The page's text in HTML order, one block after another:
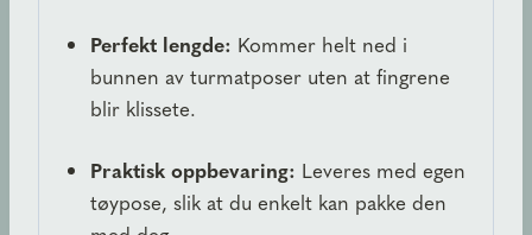
Perfekt lengde: Kommer helt ned i
bunnen av turmatposer uten at fingrene
blir klissete.
Praktisk oppbevaring: Leveres med egen
tøypose, slik at du enkelt kan pakke den